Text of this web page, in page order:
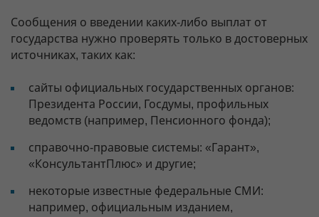
Сообщения о введении каких-либо выплат от
государства нужно проверять только в достоверных
источниках, таких как:
сайты официальных государственных органов:
Президента России, Госдумы, профильных
ведомств (например, Пенсионного фонда);
справочно-правовые системы: «Гарант»,
«КонсультантПлюс» и другие;
некоторые известные федеральные СМИ:
например, официальным изданием,